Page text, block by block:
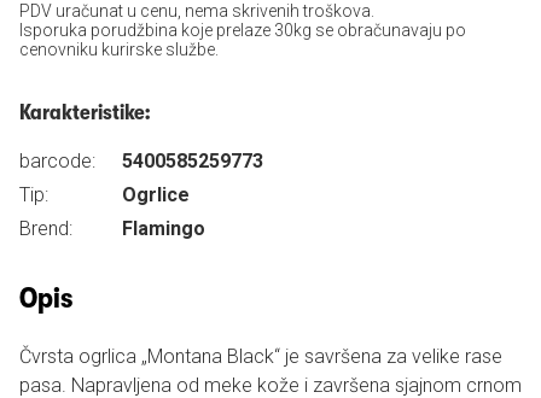
PDV uračunat u cenu, nema skrivenih troškova.
Isporuka porudžbina koje prelaze 30kg se obračunavaju po
cenovniku kurirske službe.
Karakteristike:
barcode:
5400585259773
Tip:
Ogrlice
Brend:
Flamingo
Opis
Čvrsta ogrlica „Montana Black“ je savršena za velike rase
pasa. Napravljena od meke kože i završena sjajnom crnom